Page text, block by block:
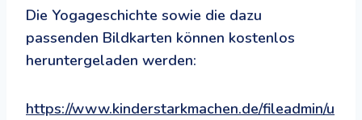
Die Yogageschichte sowie die dazu
passenden Bildkarten können kostenlos
heruntergeladen werden:
https://www.kinderstarkmachen.de/fileadmin/u